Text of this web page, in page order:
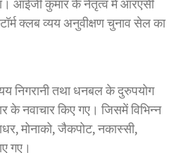
आईजी कुमार के नेतृत्व में आरएसी
क्लब व्यय अनुवीक्षण चुनाव सेल का
निगरानी तथा धनबल के दुरुपयोग
के नवाचार किए गए। जिसमें विभिन्न
मोनाको, जैकपोट, नकास्सी,
गए।